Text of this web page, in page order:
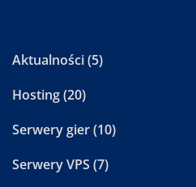
Aktualności(5)
Hosting(20)
Serwery gier(10)
Serwery VPS (7)